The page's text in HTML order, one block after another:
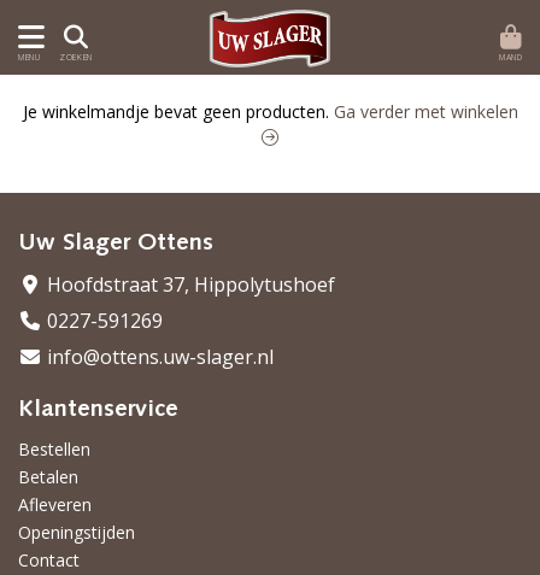
MENU ZOEKEN MAND
Je winkelmandje bevat geen producten. Ga verder met winkelen
Uw Slager Ottens
Hoofdstraat 37, Hippolytushoef
0227-591269
info@ottens.uw-slager.nl
Klantenservice
Bestellen
Betalen
Afleveren
Openingstijden
Contact